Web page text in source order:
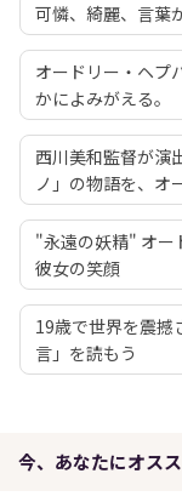
可憐、綺麗、言葉
オードリー・ヘプ
かによみがえる。
西川美和監督が演
ノ」の物語を、オ
"永遠の妖精" オー
彼女の笑顔
19歳で世界を震撼
言」を読もう
今、あなたにオス